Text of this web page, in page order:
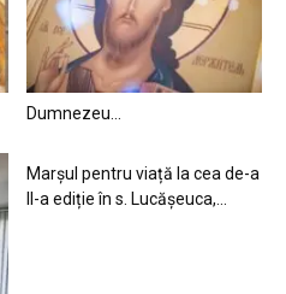
Dumnezeu…
Marșul pentru viață la cea de-a
II-a ediție în s. Lucășeuca,...